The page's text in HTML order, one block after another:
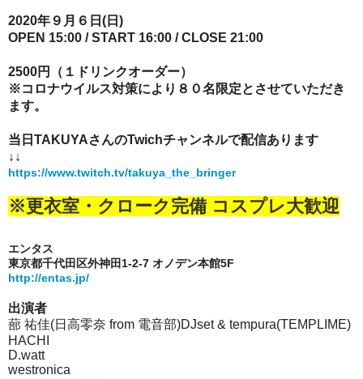
2020年９月６日(日)
OPEN 15:00 / START 16:00 / CLOSE 21:00
2500円（１ドリンクオーダー）
※コロナウイルス対策により８０名限定とさせていただき
ます。
当日TAKUYAさんのTwichチャンネルで配信あります
↓↓
https://www.twitch.tv/takuya_the_bringer
※更衣室・クローク完備 コスプレ大歓迎
エンタス
東京都千代田区外神田1-2-7 オノデン本館5F
http://entas.jp/
出演者
蔀 祐佳(日高零奈 from 電音部)DJset & tempura(TEMPLIME)
HACHI
D.watt
westronica